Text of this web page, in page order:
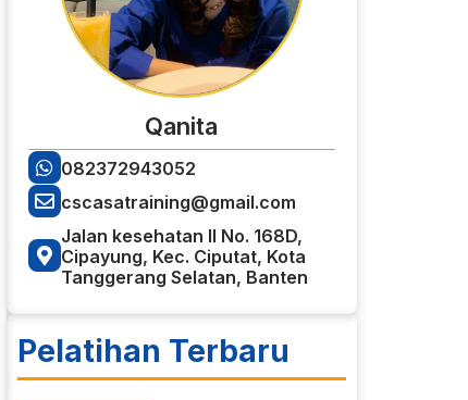
Qanita
082372943052
cscasatraining@gmail.com
Jalan kesehatan II No. 168D,
Cipayung, Kec. Ciputat, Kota
Tanggerang Selatan, Banten
Pelatihan Terbaru